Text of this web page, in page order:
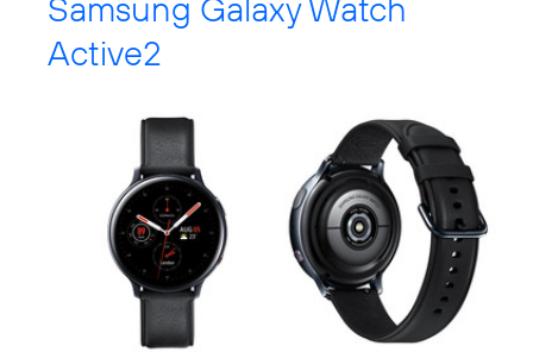
Active2